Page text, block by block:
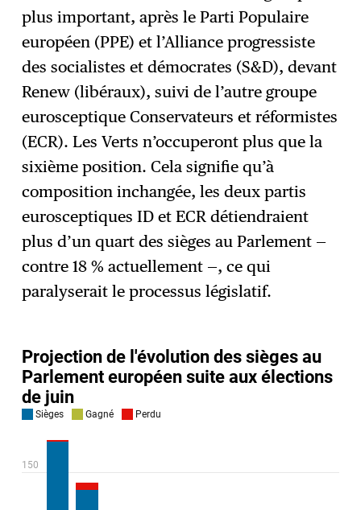
plus important, après le Parti Populaire
européen (PPE) et l’Alliance progressiste
des socialistes et démocrates (S&D), devant
Renew (libéraux), suivi de l’autre groupe
eurosceptique Conservateurs et réformistes
(ECR). Les Verts n’occuperont plus que la
sixième position. Cela signifie qu’à
composition inchangée, les deux partis
eurosceptiques ID et ECR détiendraient
plus d’un quart des sièges au Parlement —
contre 18 % actuellement —, ce qui
paralyserait le processus législatif.